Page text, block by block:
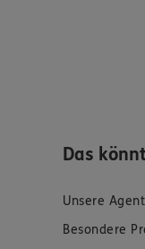
Das
Unsere
Besondere